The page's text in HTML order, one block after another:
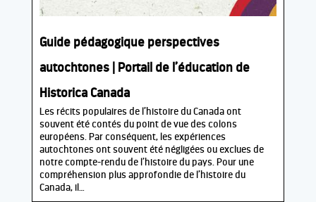
Guide pédagogique perspectives
autochtones | Portail de l’éducation de
Historica Canada
Les récits populaires de l’histoire du Canada ont
souvent été contés du point de vue des colons
européens. Par conséquent, les expériences
autochtones ont souvent été négligées ou exclues de
notre compte-rendu de l’histoire du pays. Pour une
compréhension plus approfondie de l’histoire du
Canada, il…